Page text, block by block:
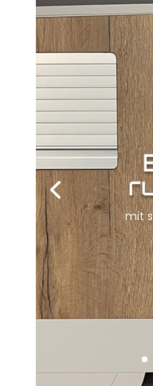
mit